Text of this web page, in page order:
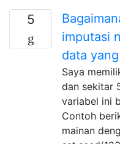
5
imputasi
data
Saya
dan sekitar
variabel ini
Contoh
mainan